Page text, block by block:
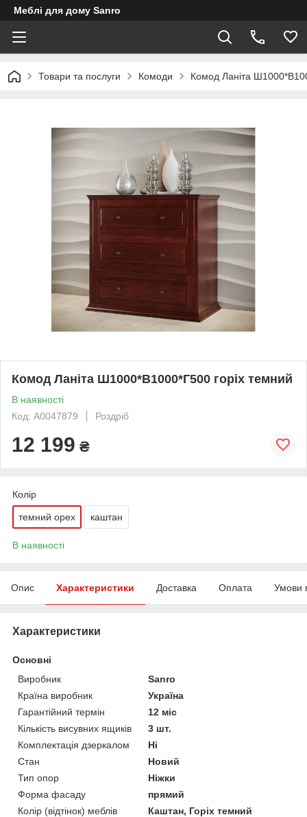
Меблі для дому Sanro
Товари та послуги Комоди Комод Ланіта
Комод Ланіта Ш1000*В1000*Г500 горіх темний
В наявності
Код: А0047879
Роздріб
12 199 ₴
Колір
темний орех каштан
В наявності
Опис Характеристики Доставка Оплата Умови
Характеристики
Основні
Виробник
Sanro
Країна виробник
Україна
Гарантійний термін
12 міс
Кількість висувних ящиків
3 шт.
Комплектація дзеркалом
Ні
Стан
Новий
Тип опор
Ніжки
Форма фасаду
прямий
Колір (відтінок) меблів
Каштан, Горіх темний